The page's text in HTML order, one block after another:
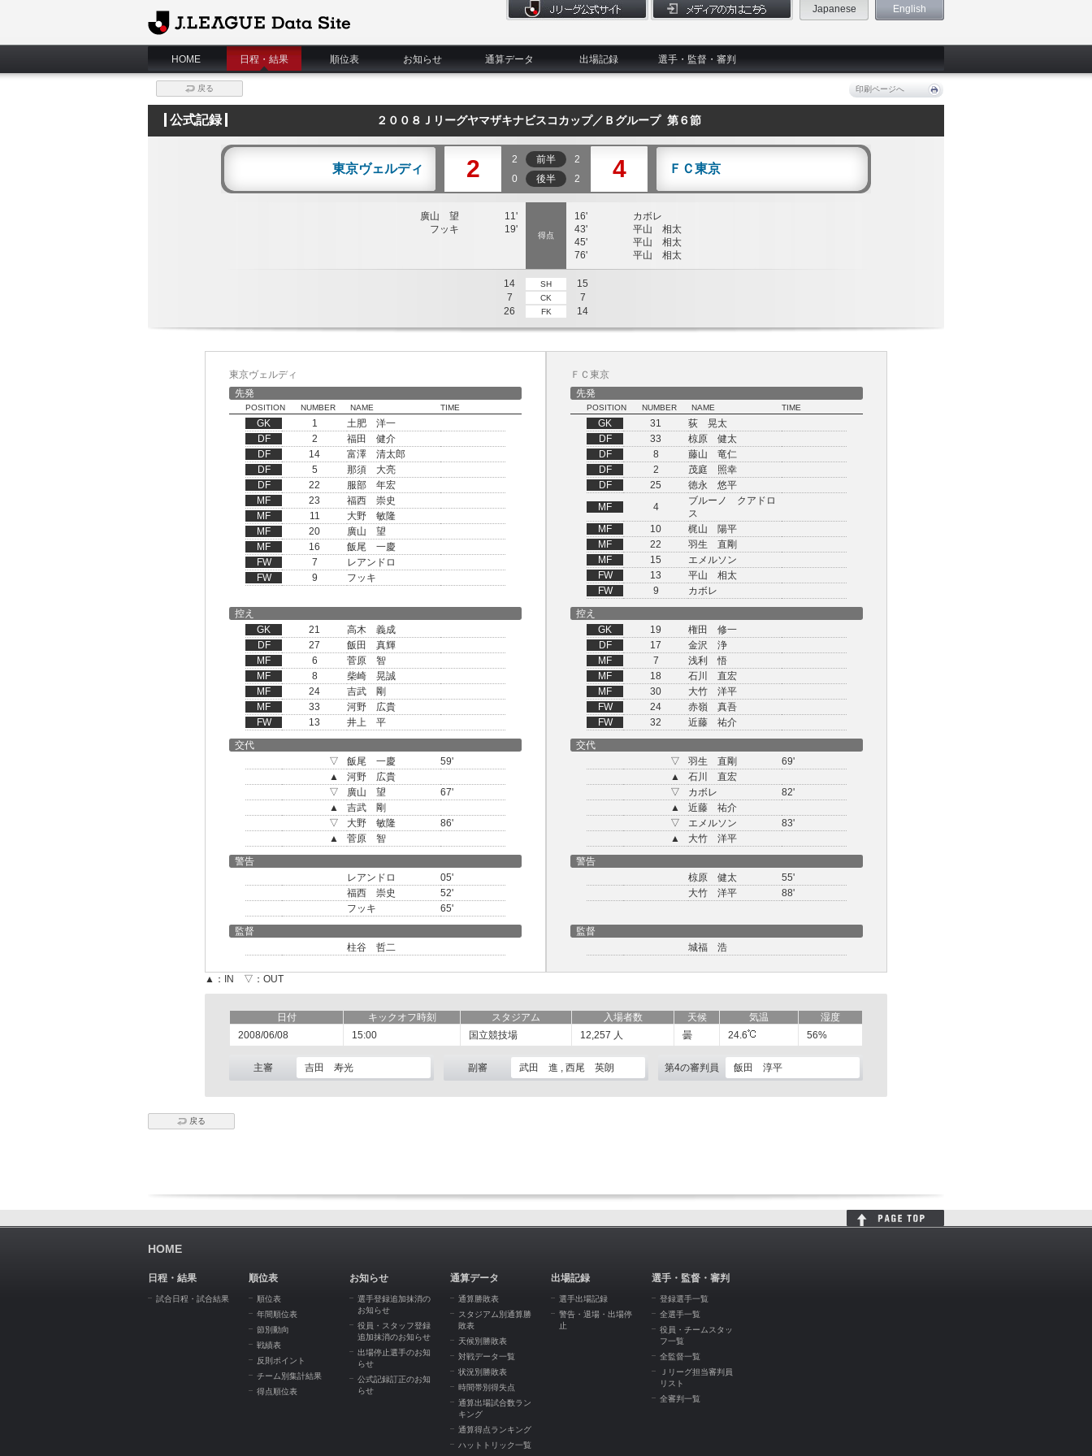
J.League Data Site
Japanese English
HOME 日程・結果 順位表 お知らせ 通算データ 出場記録 選手・監督・審判
戻る 印刷ページへ
公式記録 ２００８Ｊリーグヤマザキナビスコカップ／Ｂグループ 第６節
東京ヴェルディ 2 2 前半
2
0
後半 2 4 ＦＣ東京
廣山 望
11'
フッキ
19'
得点
16'
カボレ
43'
平山 相太
45'
平山 相太
76'
平山 相太
14 SH
15
7
CK
7
26
FK 14
東京ヴェルディ
先発
POSITION NUMBER NAME TIME
GK 1
土肥 洋一
DF
2
福田 健介
DF
14
富澤 清太郎
DF
5
那須 大亮
DF
22
服部 年宏
MF
23
福西 崇史
MF
11
大野 敏隆
MF
20
廣山 望
MF
16
飯尾 一慶
FW
7
レアンドロ
FW
9 フッキ
ＦＣ東京
先発
POSITION NUMBER NAME TIME
GK 31
荻 晃太
DF
33
椋原 健太
DF
8
藤山 竜仁
DF
2
茂庭 照幸
DF
25
徳永 悠平
MF
4
ブルーノ クアドロ
ス
MF
10
梶山 陽平
MF
22
羽生 直剛
MF
15
エメルソン
FW
13
平山 相太
FW
9
カボレ
控え
GK
21
高木 義成
DF
27
飯田 真輝
MF
6
菅原 智
MF
8
柴崎 晃誠
MF
24
吉武 剛
MF
33
河野 広貴
FW
13 井上 平
控え
GK
19
権田 修一
DF
17
金沢 浄
MF
7
浅利 悟
MF
18
石川 直宏
MF
30
大竹 洋平
FW
24
赤嶺 真吾
FW
32
近藤 祐介
交代
▽
飯尾 一慶
59'
▲
河野 広貴
▽
廣山 望
67'
▲
吉武 剛
▽
大野 敏隆
86'
▲
菅原 智
交代
▽
羽生 直剛
69'
▲
石川 直宏
▽
カボレ
82'
▲
近藤 祐介
▽
エメルソン
83'
▲
大竹 洋平
警告
レアンドロ
05'
福西 崇史
52'
フッキ
65'
警告
椋原 健太
55'
大竹 洋平
88'
監督
柱谷 哲二
監督
城福 浩
▲：IN ▽：OUT
日付 キックオフ時刻 スタジアム 入場者数 天候 気温
湿度
2008/06/08
15:00 国立競技場 12,257 人 曇 24.6 56%
主審 吉田 寿光 副審 武田 進 , 西尾 英朗 第4の審判員 飯田 淳平
戻る
HOME
日程・結果
試合日程・試合結果
順位表
順位表
年間順位表
節別動向
戦績表
反則ポイント
チーム別集計結果
得点順位表
お知らせ
選手登録追加抹消の
お知らせ
役員・スタッフ登録
追加抹消のお知らせ
出場停止選手のお知
らせ
公式記録訂正のお知
らせ
通算データ
通算勝敗表
スタジアム別通算勝
敗表
天候別勝敗表
対戦データ一覧
状況別勝敗表
時間帯別得失点
通算出場試合数ラン
キング
通算得点ランキング
ハットトリック一覧
出場記録
選手出場記録
警告・退場・出場停
止
選手・監督・審判
登録選手一覧
全選手一覧
役員・チームスタッ
フ一覧
全監督一覧
Ｊリーグ担当審判員
リスト
全審判一覧